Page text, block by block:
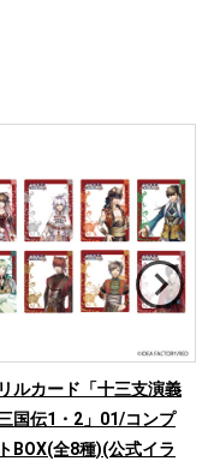
ルカード「十三支演義
国伝1・2」01/コンプ
BOX(全8種)(公式イラ